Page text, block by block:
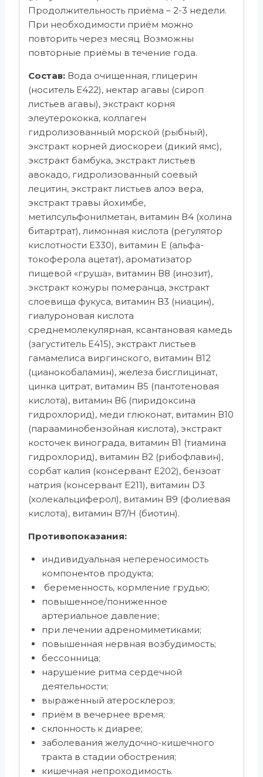
Продолжительность приёма – 2-3 недели.
При необходимости приём можно
повторить через месяц. Возможны
повторные приёмы в течение года.
Состав: Вода очищенная, глицерин
(носитель Е422), нектар агавы (сироп
листьев агавы), экстракт корня
элеутерококка, коллаген
гидролизованный морской (рыбный),
экстракт корней диоскореи (дикий ямс),
экстракт бамбука, экстракт листьев
авокадо, гидролизованный соевый
лецитин, экстракт листьев алоэ вера,
экстракт травы йохимбе,
метилсульфонилметан, витамин В4 (холина
битартрат), лимонная кислота (регулятор
кислотности Е330), витамин Е (альфа-
токоферола ацетат), ароматизатор
пищевой «груша», витамин В8 (инозит),
экстракт кожуры померанца, экстракт
слоевища фукуса, витамин В3 (ниацин),
гиалуроновая кислота
среднемолекулярная, ксантановая камедь
(загуститель Е415), экстракт листьев
гамамелиса виргинского, витамин В12
(цианокобаламин), железа бисглицинат,
цинка цитрат, витамин В5 (пантотеновая
кислота), витамин В6 (пиридоксина
гидрохлорид), меди глюконат, витамин В10
(парааминобензойная кислота), экстракт
косточек винограда, витамин В1 (тиамина
гидрохлорид), витамин В2 (рибофлавин),
сорбат калия (консервант Е202), бензоат
натрия (консервант Е211), витамин D3
(холекальциферол), витамин В9 (фолиевая
кислота), витамин В7/Н (биотин).
Противопоказания:
индивидуальная непереносимость
компонентов продукта;
беременность, кормление грудью;
повышенное/пониженное
артериальное давление;
при лечении адреномиметиками;
повышенная нервная возбудимость;
бессонница;
нарушение ритма сердечной
деятельности;
выраженный атеросклероз;
приём в вечернее время;
склонность к диарее;
заболевания желудочно-кишечного
тракта в стадии обострения;
кишечная непроходимость.